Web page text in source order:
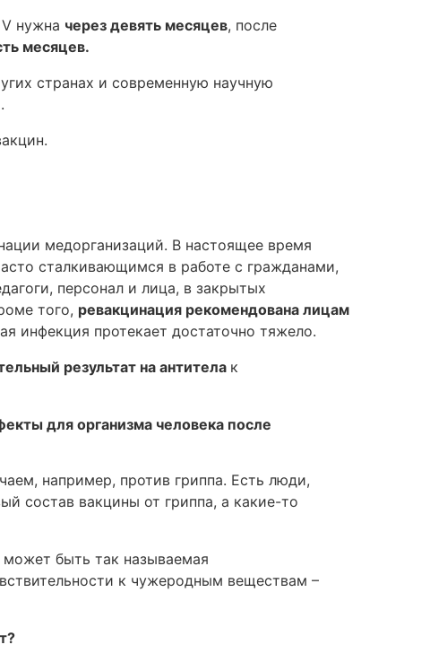
нужна через девять месяцев, после
месяцев.
странах и современную научную
медорганизаций. В настоящее время
сталкивающимся в работе с гражданами,
персонал и лица, в закрытых
того, ревакцинация рекомендована лицам
инфекция протекает достаточно тяжело.
результат на антитела к
для организма человека после
например, против гриппа. Есть люди,
состав вакцины от гриппа, а какие-то
быть так называемая
к чужеродным веществам –